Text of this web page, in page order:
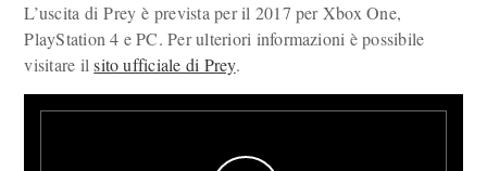
L’uscita di Prey è prevista per il 2017 per Xbox One,
PlayStation 4 e PC. Per ulteriori informazioni è possibile
visitare ilsito ufficiale di Prey.